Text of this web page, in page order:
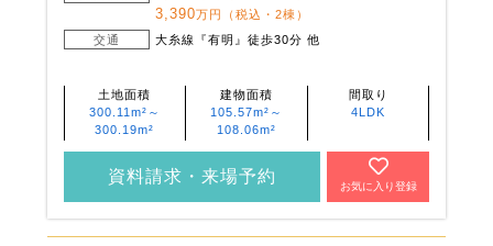
3,390万円（税込・2棟）
交通
大糸線『有明』徒歩30分 他
土地面積
300.11m²～
300.19m²
建物面積
105.57m²～
108.06m²
間取り
4LDK
資料請求・来場予約
お気に入り登録